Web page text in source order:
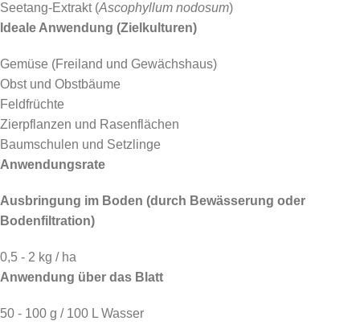
Seetang-Extrakt (Ascophyllum nodosum)
Ideale Anwendung (Zielkulturen)
Gemüse (Freiland und Gewächshaus)
Obst und Obstbäume
Feldfrüchte
Zierpflanzen und Rasenflächen
Baumschulen und Setzlinge
Anwendungsrate
Ausbringung im Boden (durch Bewässerung oder
Bodenfiltration)
0,5 - 2 kg / ha
Anwendung über das Blatt
50 - 100 g / 100 L Wasser